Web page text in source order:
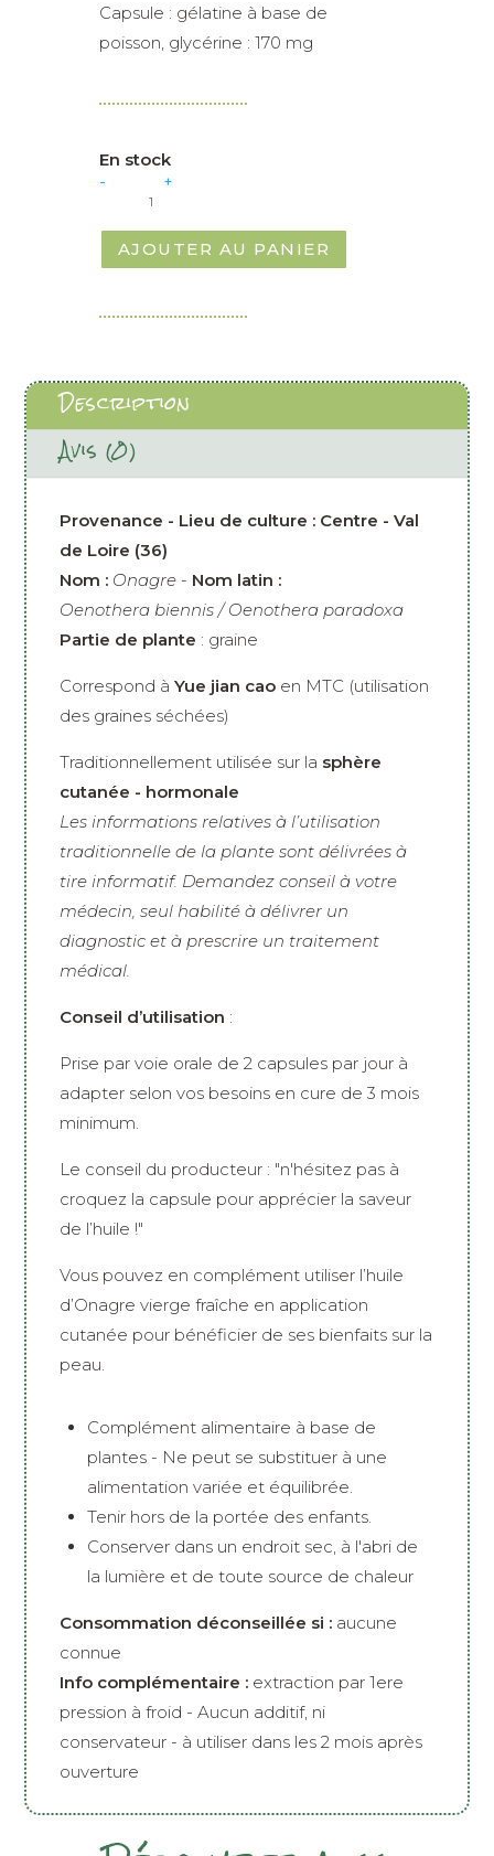
Capsule : gélatine à base de
poisson, glycérine : 170 mg
En stock
quantité
Onagre
capsules
- +
AJOUTER AU PANIER
Description
Avis (0)
Provenance - Lieu de culture : Centre - Val
de Loire (36)
Nom : Onagre - Nom latin :
Oenothera biennis / Oenothera paradoxa
Partie de plante : graine
Correspond àYue jian cao en MTC (utilisation
des graines séchées)
Traditionnellement utilisée sur la sphère
cutanée - hormonale
Les informations relatives à l’utilisation
traditionnelle de la plante sont délivrées à
tire informatif. Demandez conseil à votre
médecin, seul habilité à délivrer un
diagnostic et à prescrire un traitement
médical.
Conseil d’utilisation :
Prise par voie orale de 2 capsules par jour à
adapter selon vos besoins en cure de 3 mois
minimum.
Le conseil du producteur : "n'hésitez pas à
croquez la capsule pour apprécier la saveur
de l’huile !"
Vous pouvez en complément utiliser l’huile
d’Onagre vierge fraîche en application
cutanée pour bénéficier de ses bienfaits sur la
peau.
Complément alimentaire à base de
plantes - Ne peut se substituer à une
alimentation variée et équilibrée.
Tenir hors de la portée des enfants.
Conserver dans un endroit sec, à l'abri de
la lumière et de toute source de chaleur
Consommation déconseillée si : aucune
connue
Info complémentaire : extraction par 1ere
pression à froid - Aucun additif, ni
conservateur - à utiliser dans les 2 mois après
ouverture